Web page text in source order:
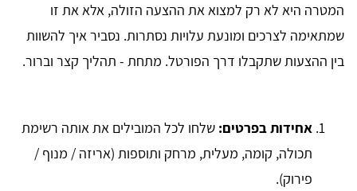
המטרה היא לא רק למצוא את ההצעה הזולה, אלא את זו
שמתאימה לצרכים ומונעת עלויות נסתרות. נסביר איך להשוות
בין ההצעות שתקבלו דרך הפורטל. מתחת - תהליך קצר וברור.
אחידות בפרטים: שלחו לכל המובילים את אותה רשימת
תכולה, קומה, מעלית, מרחק ותוספות (אריזה / מנוף /
פירוק).